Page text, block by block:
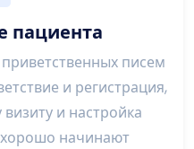
пациента
писем
и регистрация,
и настройка
начинают